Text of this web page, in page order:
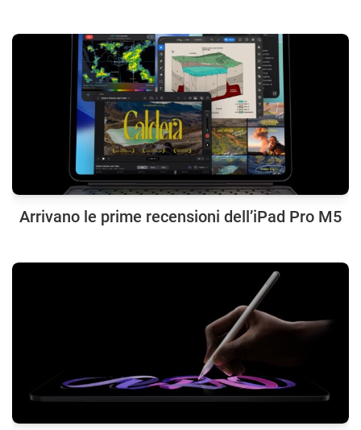
Arrivano le prime recensioni dell’iPad Pro M5